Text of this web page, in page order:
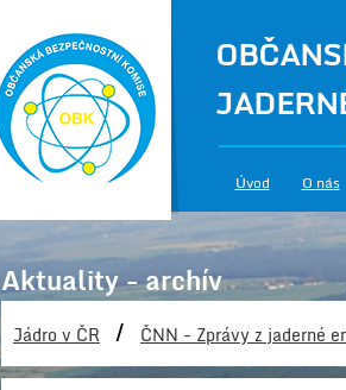
Úvod O nás
Aktuality - archív
Jádro v ČR / ČNN - Zprávy z jaderné